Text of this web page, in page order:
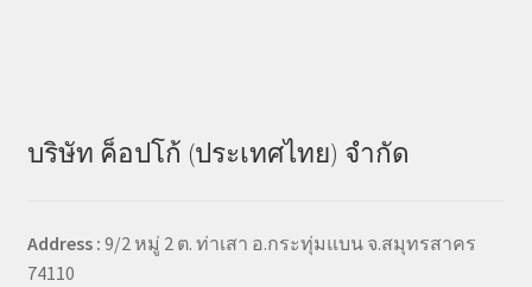
บริษัท ค็อปโก้ (ประเทศไทย) จำกัด
Address : 9/2 หมู่ 2 ต. ท่าเสา อ.กระทุ่มแบน จ.สมุทรสาคร
74110